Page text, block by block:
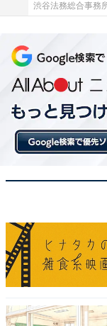
渋谷法務総合事務